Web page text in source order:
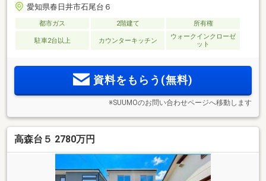
愛知県春日井市石尾台６
都市ガス 2階建て 所有権
駐車2台以上 カウンターキッチン
ウォークインクローゼ
ット
資料をもらう(無料)
※SUUMOのお問い合わせページへ移動します
高森台５ 2780万円